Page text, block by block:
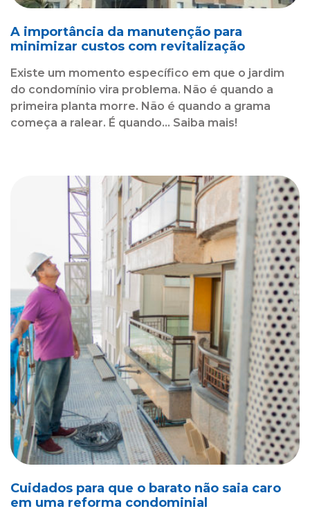
A importância da manutenção para
minimizar custos com revitalização
Existe um momento específico em que o jardim
do condomínio vira problema. Não é quando a
primeira planta morre. Não é quando a grama
começa a ralear. É quando... Saiba mais!
Cuidados para que o barato não saia caro
em uma reforma condominial